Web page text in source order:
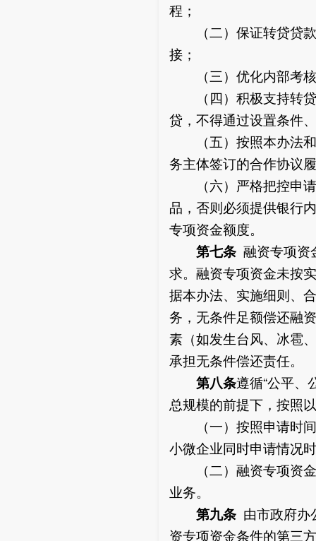
程；
（二）保证转贷贷款
接；
（三）优化内部考核
（四）积极支持转贷
贷，不得通过设置条件
（五）按照本办法和
务主体签订的合作协议
（六）严格把控申请
品，否则必须提供银行
专项资金额度。
第七条 融资专项资
求。融资专项资金未按
据本办法、实施细则、
务，无条件足额偿还融
素（如发生台风、冰雹
承担无条件偿还责任。
第八条遵循“公平、
总规模的前提下，按照
（一）按照申请时间
小微企业同时申请情况
（二）融资专项资金
业务。
第九条 由市政府办
资专项资金条件的第三